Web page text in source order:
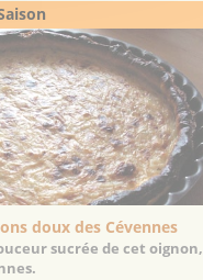
doux des Cévennes
sucrée de cet oignon,